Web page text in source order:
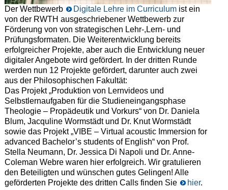
Der Wettbewerb Digitale Lehre im Curriculumist ein
von der RWTH ausgeschriebener Wettbewerb zur
Förderung von von strategischen Lehr-,Lern- und
Prüfungsformaten. Die Weiterentwicklung bereits
erfolgreicher Projekte, aber auch die Entwicklung neuer
digitaler Angebote wird gefördert. In der dritten Runde
werden nun 12 Projekte gefördert, darunter auch zwei
aus der Philosophischen Fakultät:
Das Projekt „Produktion von Lernvideos und
Selbstlernaufgaben für die Studieneingangsphase
Theologie – Propädeutik und Vorkurs“ von Dr. Daniela
Blum, Jacquline Wormstädt und Dr. Knut Wormstädt
sowie das Projekt „VIBE – Virtual acoustic Immersion for
advanced Bachelor’s students of English“ von Prof.
Stella Neumann, Dr. Jessica Di Napoli und Dr. Anne-
Coleman Webre waren hier erfolgreich. Wir gratulieren
den Beteiligten und wünschen gutes Gelingen! Alle
geförderten Projekte des dritten Calls finden Sie
hier.